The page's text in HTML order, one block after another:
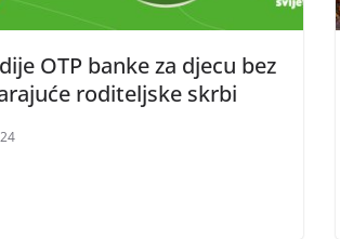
OTP banke za djecu bez
roditeljske skrbi